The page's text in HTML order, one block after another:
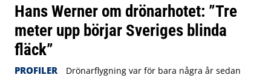
Hans Werner om drönarhotet: ”Tre
meter upp börjar Sveriges blinda
fläck”
PROFILER
Drönarflygning var för bara några år sedan